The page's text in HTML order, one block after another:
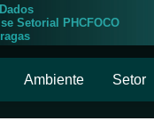
Setorial PHCFOCO
Ambiente Setor